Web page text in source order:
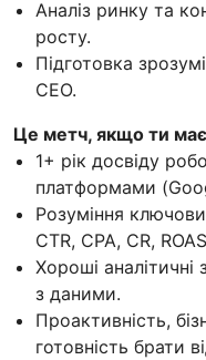
Аналіз ринку та
росту.
Підготовка
CEO.
Це метч, якщо ти
1+ рік досвіду
платформами
Розуміння
CTR, CPA, CR,
Хороші аналітичні
з даними.
Проактивність,
готовність брати